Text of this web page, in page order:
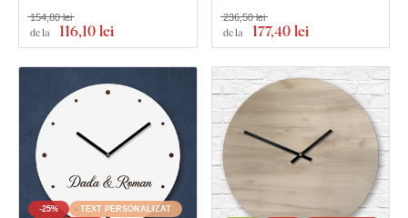
de la 116,10 lei
154,80 lei
de la 177,40 lei
236,50 lei
-25%
TEXT PERSONALIZAT